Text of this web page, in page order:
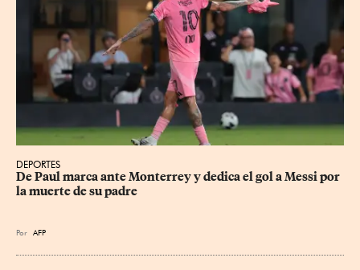
DEPORTES
De Paul marca ante Monterrey y dedica el gol a Messi por
la muerte de su padre
Por AFP